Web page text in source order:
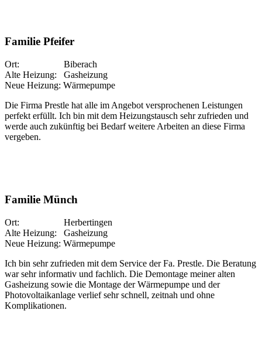
Familie Pfeifer
Ort: Biberach
Alte Heizung: Gasheizung
Neue Heizung: Wärmepumpe
Die Firma Prestle hat alle im Angebot versprochenen Leistungen
perfekt erfüllt. Ich bin mit dem Heizungstausch sehr zufrieden und
werde auch zukünftig bei Bedarf weitere Arbeiten an diese Firma
vergeben.
Familie Münch
Ort: Herbertingen
Alte Heizung: Gasheizung
Neue Heizung: Wärmepumpe
Ich bin sehr zufrieden mit dem Service der Fa. Prestle. Die Beratung
war sehr informativ und fachlich. Die Demontage meiner alten
Gasheizung sowie die Montage der Wärmepumpe und der
Photovoltaikanlage verlief sehr schnell, zeitnah und ohne
Komplikationen.